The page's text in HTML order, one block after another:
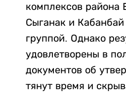
комплексов района
Сыганак и
группой. Однако
удовлетворены в
документов об
тянут время и